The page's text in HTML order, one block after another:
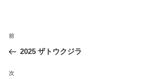
投
ビ
過
去
投
前
2025 ザトウクジラ
次
次